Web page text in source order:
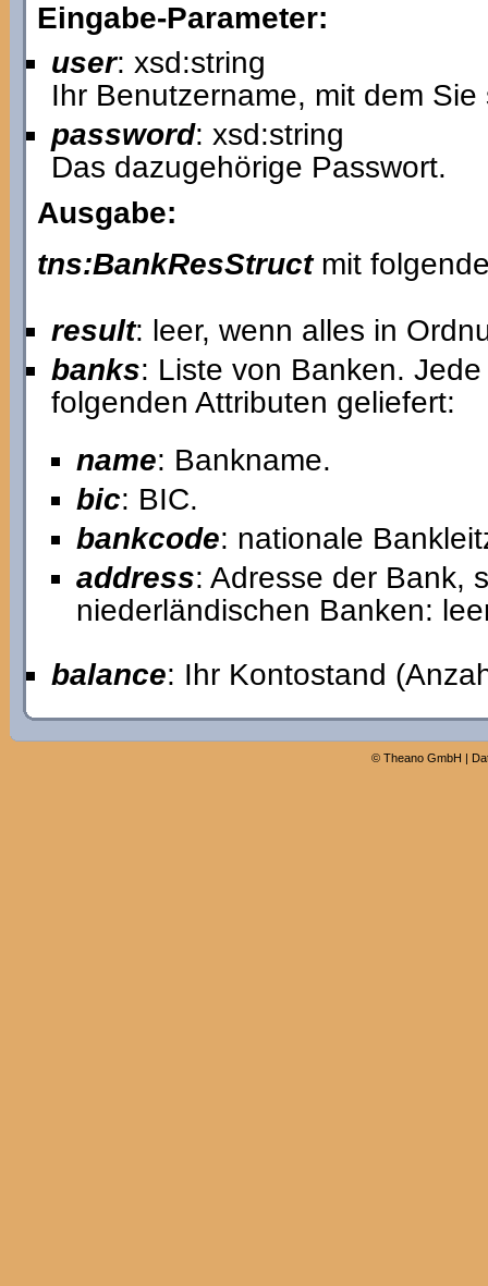
Eingabe-Parameter:
user: xsd:string
Ihr Benutzername, mit dem
password: xsd:string
Das dazugehörige Passwort.
Ausgabe:
tns:BankResStructmit
result: leer, wenn alles in
banks: Liste von Banken.
folgenden Attributen geliefert:
name: Bankname.
bic: BIC.
bankcode: nationale
address: Adresse der Bank,
niederländischen Banken:
balance: Ihr Kontostand
© Theano GmbH |